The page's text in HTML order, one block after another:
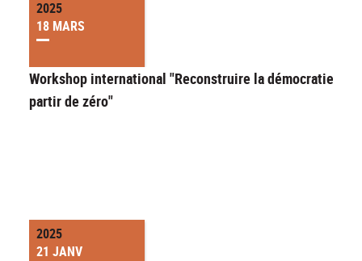
2025
18 MARS
Workshop international "Reconstruire la démocratie à
partir de zéro"
2025
21 JANV